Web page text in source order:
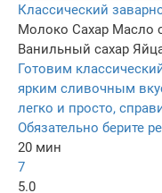
Классический
Молоко Сахар Масло
Ванильный сахар
Готовим
ярким сливочным
легко и просто,
Обязательно берите
20 мин
7
5.0